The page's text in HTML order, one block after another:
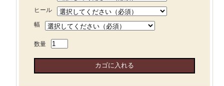
ヒール
幅
数量